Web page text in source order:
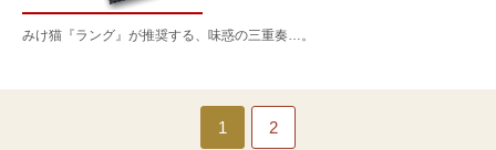
みけ猫『ラング』が推奨する、味惑の三重奏…。
1 2